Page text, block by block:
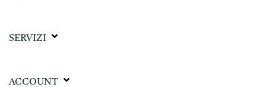
SERVIZI
ACCOUNT